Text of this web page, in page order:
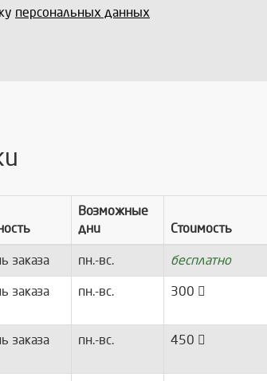
персональных данных
Возможные
дни
Стоимость
заказа пн.-вс. бесплатно
заказа пн.-вс. 300
заказа пн.-вс. 450